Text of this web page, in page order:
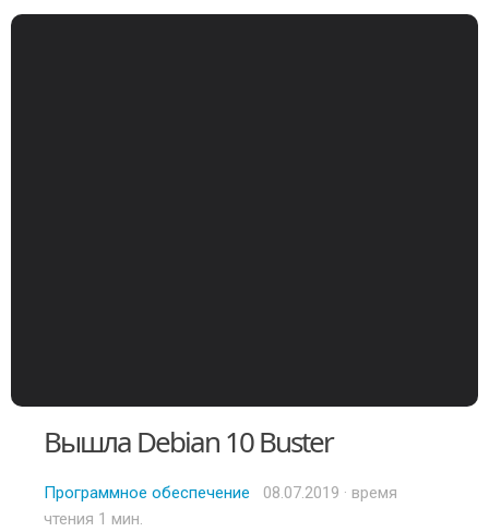
Вышла Debian 10 Buster
Программное обеспечение
Posted
08.07.2019 · время
чтения 1 мин.